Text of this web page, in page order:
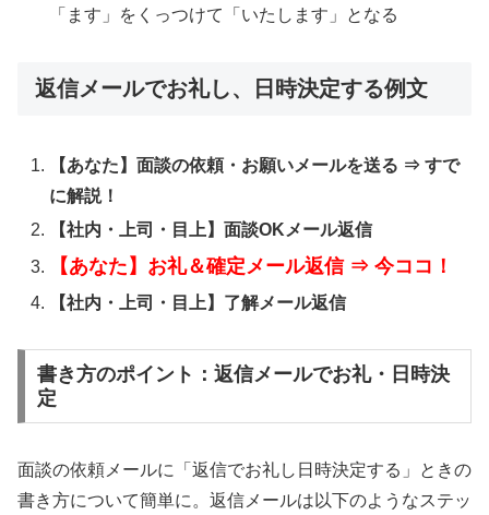
「ます」をくっつけて「いたします」となる
返信メールでお礼し、日時決定する例文
【あなた】面談の依頼・お願いメールを送る ⇒ すで
に解説！
【社内・上司・目上】面談OKメール返信
【あなた】お礼＆確定メール返信 ⇒ 今ココ！
【社内・上司・目上】了解メール返信
書き方のポイント：返信メールでお礼・日時決
定
面談の依頼メールに「返信でお礼し日時決定する」ときの
書き方について簡単に。返信メールは以下のようなステッ